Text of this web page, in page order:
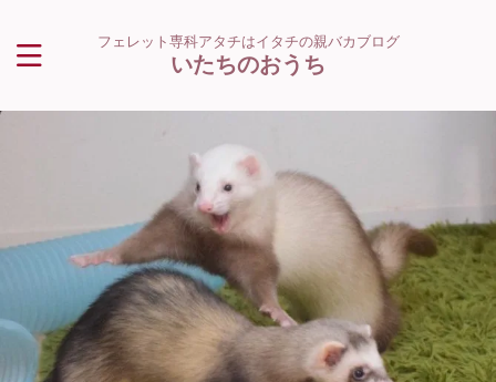
フェレット専科アタチはイタチの親バカブログ
いたちのおうち